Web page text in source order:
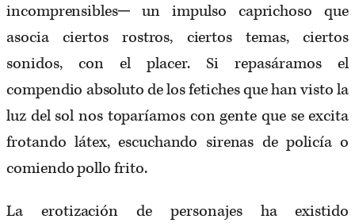
incomprensibles─ un impulso caprichoso que
asocia ciertos rostros, ciertos temas, ciertos
sonidos, con el placer. Si repasáramos el
compendio absoluto de los fetiches que han visto la
luz del sol nos toparíamos con gente que se excita
frotando látex, escuchando sirenas de policía o
comiendo pollo frito.
La erotización de personajes ha existido